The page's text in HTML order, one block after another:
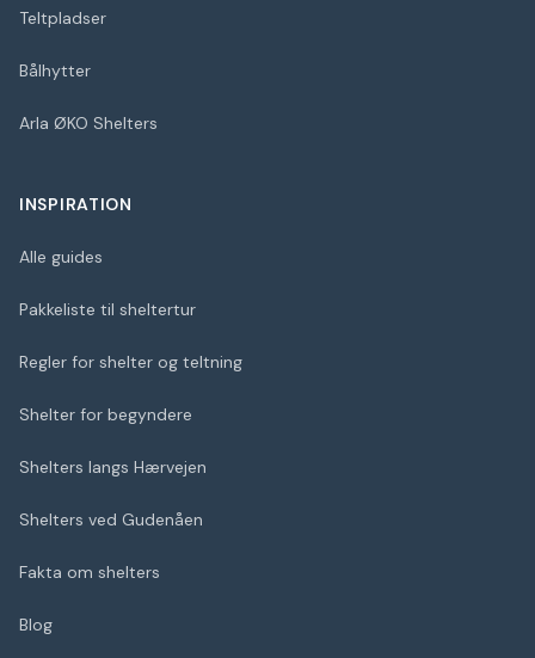
Teltpladser
Bålhytter
Arla ØKO Shelters
INSPIRATION
Alle guides
Pakkeliste til sheltertur
Regler for shelter og teltning
Shelter for begyndere
Shelters langs Hærvejen
Shelters ved Gudenåen
Fakta om shelters
Blog